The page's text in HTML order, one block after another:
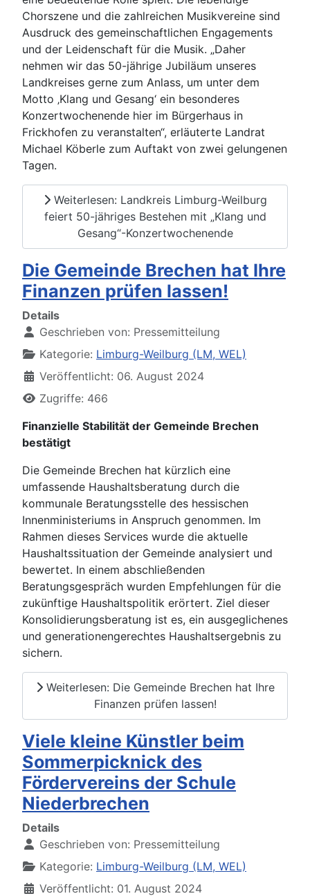
Chorszene und die zahlreichen Musikvereine sind
Ausdruck des gemeinschaftlichen Engagements
und der Leidenschaft für die Musik. „Daher
nehmen wir das 50-jährige Jubiläum unseres
Landkreises gerne zum Anlass, um unter dem
Motto ‚Klang und Gesang‘ ein besonderes
Konzertwochenende hier im Bürgerhaus in
Frickhofen zu veranstalten“, erläuterte Landrat
Michael Köberle zum Auftakt von zwei gelungenen
Tagen.
Weiterlesen: Landkreis Limburg-Weilburg
feiert 50-jähriges Bestehen mit „Klang und
Gesang“-Konzertwochenende
Die Gemeinde Brechen hat Ihre
Finanzen prüfen lassen!
Details
Geschrieben von: Pressemitteilung
Kategorie: Limburg-Weilburg (LM, WEL)
Veröffentlicht: 06. August 2024
Zugriffe: 466
Finanzielle Stabilität der Gemeinde Brechen
bestätigt
Die Gemeinde Brechen hat kürzlich eine
umfassende Haushaltsberatung durch die
kommunale Beratungsstelle des hessischen
Innenministeriums in Anspruch genommen. Im
Rahmen dieses Services wurde die aktuelle
Haushaltssituation der Gemeinde analysiert und
bewertet. In einem abschließenden
Beratungsgespräch wurden Empfehlungen für die
zukünftige Haushaltspolitik erörtert. Ziel dieser
Konsolidierungsberatung ist es, ein ausgeglichenes
und generationengerechtes Haushaltsergebnis zu
sichern.
Weiterlesen: Die Gemeinde Brechen hat Ihre
Finanzen prüfen lassen!
Viele kleine Künstler beim
Sommerpicknick des
Fördervereins der Schule
Niederbrechen
Details
Geschrieben von: Pressemitteilung
Kategorie: Limburg-Weilburg (LM, WEL)
Veröffentlicht: 01. August 2024